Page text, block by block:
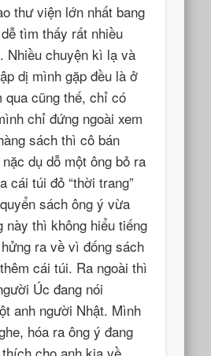
thư viện lớn nhất bang
tìm thấy rất nhiều
Nhiều chuyện kì lạ và
dị mình gặp đều là ở
qua cũng thế, chỉ có
chỉ đứng ngoài xem
sách thì cô bán
dụ dỗ một ông bỏ ra
cái túi đỏ “thời trang”
sách ông ý vừa
này thì không hiểu tiếng
ra về vì đống sách
cái túi. Ra ngoài thì
Úc đang nói
anh người Nhật. Mình
hóa ra ông ý đang